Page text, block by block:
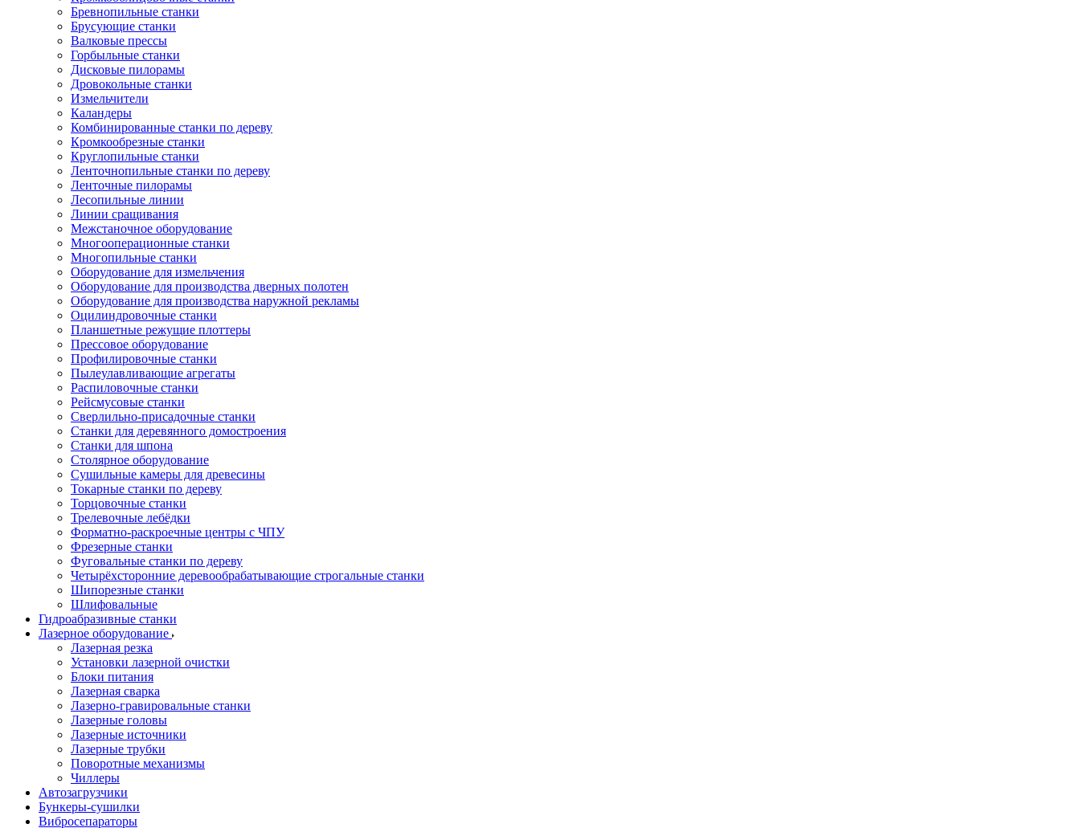
Бревнопильные станки
Брусующие станки
Валковые прессы
Горбыльные станки
Дисковые пилорамы
Дровокольные станки
Измельчители
Каландеры
Комбинированные станки по дереву
Кромкообрезные станки
Круглопильные станки
Ленточнопильные станки по дереву
Ленточные пилорамы
Лесопильные линии
Линии сращивания
Межстаночное оборудование
Многооперационные станки
Многопильные станки
Оборудование для измельчения
Оборудование для производства дверных полотен
Оборудование для производства наружной рекламы
Оцилиндровочные станки
Планшетные режущие плоттеры
Прессовое оборудование
Профилировочные станки
Пылеулавливающие агрегаты
Распиловочные станки
Рейсмусовые станки
Сверлильно-присадочные станки
Станки для деревянного домостроения
Станки для шпона
Столярное оборудование
Сушильные камеры для древесины
Токарные станки по дереву
Торцовочные станки
Трелевочные лебёдки
Форматно-раскроечные центры с ЧПУ
Фрезерные станки
Фуговальные станки по дереву
Четырёхсторонние деревообрабатывающие строгальные станки
Шипорезные станки
Шлифовальные
Гидроабразивные станки
Лазерное оборудование
Лазерная резка
Установки лазерной очистки
Блоки питания
Лазерная сварка
Лазерно-гравировальные станки
Лазерные головы
Лазерные источники
Лазерные трубки
Поворотные механизмы
Чиллеры
Автозагрузчики
Бункеры-сушилки
Вибросепараторы